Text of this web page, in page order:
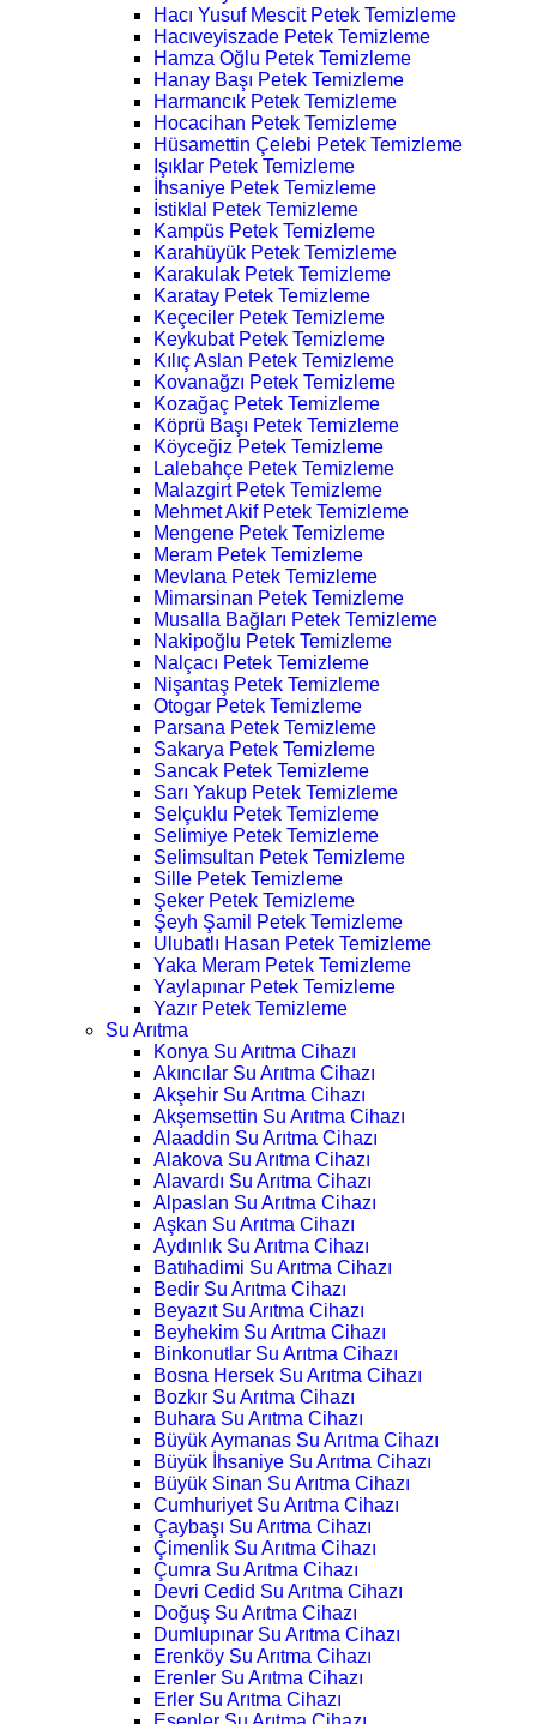
Hacı Yusuf Mescit Petek Temizleme
Hacıveyiszade Petek Temizleme
Hamza Oğlu Petek Temizleme
Hanay Başı Petek Temizleme
Harmancık Petek Temizleme
Hocacihan Petek Temizleme
Hüsamettin Çelebi Petek Temizleme
Işıklar Petek Temizleme
İhsaniye Petek Temizleme
İstiklal Petek Temizleme
Kampüs Petek Temizleme
Karahüyük Petek Temizleme
Karakulak Petek Temizleme
Karatay Petek Temizleme
Keçeciler Petek Temizleme
Keykubat Petek Temizleme
Kılıç Aslan Petek Temizleme
Kovanağzı Petek Temizleme
Kozağaç Petek Temizleme
Köprü Başı Petek Temizleme
Köyceğiz Petek Temizleme
Lalebahçe Petek Temizleme
Malazgirt Petek Temizleme
Mehmet Akif Petek Temizleme
Mengene Petek Temizleme
Meram Petek Temizleme
Mevlana Petek Temizleme
Mimarsinan Petek Temizleme
Musalla Bağları Petek Temizleme
Nakipoğlu Petek Temizleme
Nalçacı Petek Temizleme
Nişantaş Petek Temizleme
Otogar Petek Temizleme
Parsana Petek Temizleme
Sakarya Petek Temizleme
Sancak Petek Temizleme
Sarı Yakup Petek Temizleme
Selçuklu Petek Temizleme
Selimiye Petek Temizleme
Selimsultan Petek Temizleme
Sille Petek Temizleme
Şeker Petek Temizleme
Şeyh Şamil Petek Temizleme
Ulubatlı Hasan Petek Temizleme
Yaka Meram Petek Temizleme
Yaylapınar Petek Temizleme
Yazır Petek Temizleme
Su Arıtma
Konya Su Arıtma Cihazı
Akıncılar Su Arıtma Cihazı
Akşehir Su Arıtma Cihazı
Akşemsettin Su Arıtma Cihazı
Alaaddin Su Arıtma Cihazı
Alakova Su Arıtma Cihazı
Alavardı Su Arıtma Cihazı
Alpaslan Su Arıtma Cihazı
Aşkan Su Arıtma Cihazı
Aydınlık Su Arıtma Cihazı
Batıhadimi Su Arıtma Cihazı
Bedir Su Arıtma Cihazı
Beyazıt Su Arıtma Cihazı
Beyhekim Su Arıtma Cihazı
Binkonutlar Su Arıtma Cihazı
Bosna Hersek Su Arıtma Cihazı
Bozkır Su Arıtma Cihazı
Buhara Su Arıtma Cihazı
Büyük Aymanas Su Arıtma Cihazı
Büyük İhsaniye Su Arıtma Cihazı
Büyük Sinan Su Arıtma Cihazı
Cumhuriyet Su Arıtma Cihazı
Çaybaşı Su Arıtma Cihazı
Çimenlik Su Arıtma Cihazı
Çumra Su Arıtma Cihazı
Devri Cedid Su Arıtma Cihazı
Doğuş Su Arıtma Cihazı
Dumlupınar Su Arıtma Cihazı
Erenköy Su Arıtma Cihazı
Erenler Su Arıtma Cihazı
Erler Su Arıtma Cihazı